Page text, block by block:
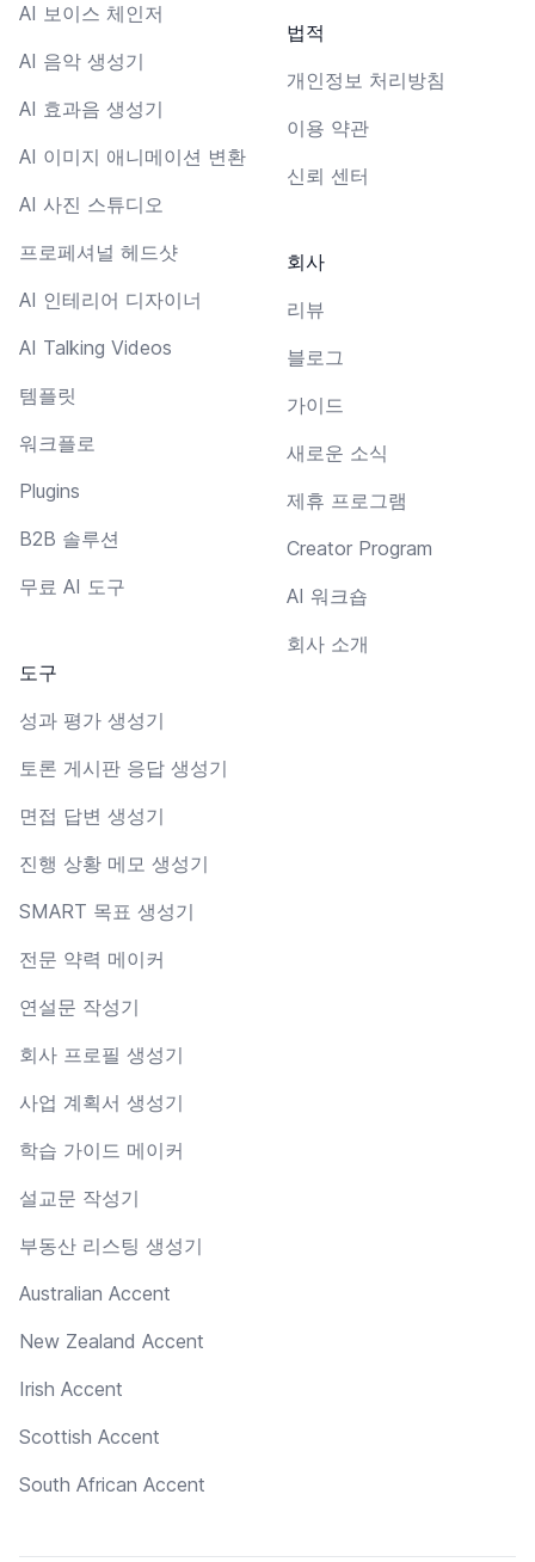
AI 보이스 체인저
AI 음악 생성기
AI 효과음 생성기
AI 이미지 애니메이션 변환
AI 사진 스튜디오
프로페셔널 헤드샷
AI 인테리어 디자이너
AI Talking Videos
템플릿
워크플로
Plugins
B2B 솔루션
무료 AI 도구
도구
성과 평가 생성기
토론 게시판 응답 생성기
면접 답변 생성기
진행 상황 메모 생성기
SMART 목표 생성기
전문 약력 메이커
연설문 작성기
회사 프로필 생성기
사업 계획서 생성기
학습 가이드 메이커
설교문 작성기
부동산 리스팅 생성기
Australian Accent
New Zealand Accent
Irish Accent
Scottish Accent
South African Accent
법적
개인정보 처리방침
이용 약관
신뢰 센터
회사
리뷰
블로그
가이드
새로운 소식
제휴 프로그램
Creator Program
AI 워크숍
회사 소개